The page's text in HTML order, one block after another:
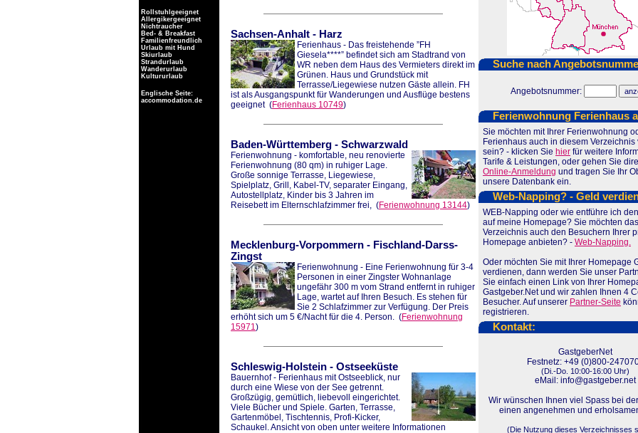
Sachsen-Anhalt - Harz
Ferienhaus - Das freistehende ”FH
Giesela****” befindet sich am Stadtrand von
WR neben dem Haus des Vermieters direkt im
Grünen. Haus und Grundstück mit
Terrasse/Liegewiese nutzen Gäste allein. FH
ist als Ausgangspunkt für Wanderungen und Ausflüge bestens
geeignet(Ferienhaus 10749)
Baden-Württemberg - Schwarzwald
Ferienwohnung - komfortable, neu renovierte
Ferienwohnung (80 qm) in ruhiger Lage.
Große sonnige Terrasse, Liegewiese,
Spielplatz, Grill, Kabel-TV, separater Eingang,
Autostellplatz, Kinder bis 3 Jahren im
Reisebett im Elternschlafzimmer frei, (Ferienwohnung 13144)
Mecklenburg-Vorpommern - Fischland-Darss-
Zingst
Ferienwohnung - Eine Ferienwohnung für 3-4
Personen in einer Zingster Wohnanlage
ungefähr 300 m vom Strand entfernt in ruhiger
Lage, wartet auf Ihren Besuch. Es stehen für
Sie 2 Schlafzimmer zur Verfügung. Der Preis
erhöht sich um 5 €/Nacht für die 4. Person. (Ferienwohnung
15971)
Schleswig-Holstein - Ostseeküste
Bauernhof - Ferienhaus mit Ostseeblick, nur
durch eine Wiese von der See getrennt.
Großzügig, gemütlich, liebevoll eingerichtet.
Viele Bücher und Spiele. Garten, Terrasse,
Gartenmöbel, Tischtennis, Profi-Kicker,
Schaukel. Ansicht von oben unter weitere Informationen
Suche nach
Angebotsnummer:
Ferienwohnung Ferienhaus
Sie möchten mit Ihrer Ferienwohnung
Ferienhaus auch in diesem Verzeichnis
sein? - klicken Sie hier für weitere
Tarife & Leistungen, oder gehen Sie
Online-Anmeldung und tragen Sie Ihr
unsere Datenbank ein.
Web-Napping? - Geld
WEB-Napping oder wie entführe ich
auf meine Homepage? Sie möchten
Verzeichnis auch den Besuchern Ihrer
Homepage anbieten? - Web-Napping.
Oder möchten Sie mit Ihrer Homepage
verdienen, dann werden Sie unser
Sie einfach einen Link von Ihrer
Gastgeber.Net und wir zahlen Ihnen 4
Besucher. Auf unserer Partner-Seite
registrieren.
Kontakt:
GastgeberNet
Festnetz: +49 (0)800-
(Di.-Do. 10:00-16:00 Uhr)
eMail: info@gastgeber.net
Wir wünschen Ihnen viel Spass bei
einen angenehmen und
(Die Nutzung dieses Verzeichnisses
Rollstuhlgeeignet
Allergikergeeignet
Nichtraucher
Bed- & Breakfast
Familienfreundlich
Urlaub mit Hund
Skiurlaub
Strandurlaub
Wanderurlaub
Kultururlaub
Englische Seite:
accommodation.de